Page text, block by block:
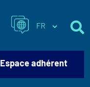
Espace adhérent